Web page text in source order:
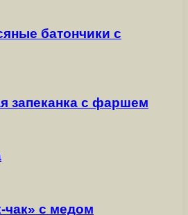
батончики с
запеканка с фаршем
чак» с медом